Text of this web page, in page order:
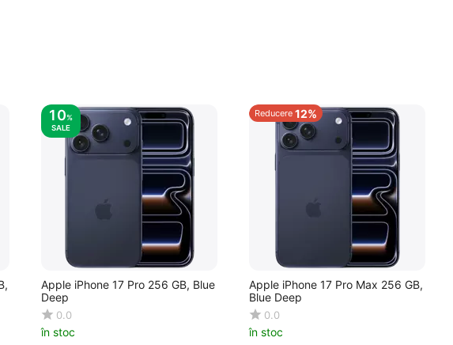
10%
SALE
Apple iPhone 17 Pro 256 GB, Blue
Deep
0.0
în stoc
Reducere 12%
Apple iPhone 17 Pro Max 256 GB,
Blue Deep
0.0
în stoc